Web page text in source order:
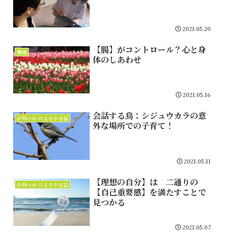
2021.05.20
腰痛
【腸】がコントロール？心と身
体のしあわせ
2021.05.16
＠玲-rei-のよもやま話
会話する鳥：シジュウカラの意
外な場所での子育て！
2021.05.11
＠玲-rei-のよもやま話
【理想の自分】は 二通りの
【自己重要感】を満たすことで
見つかる
2021.05.07